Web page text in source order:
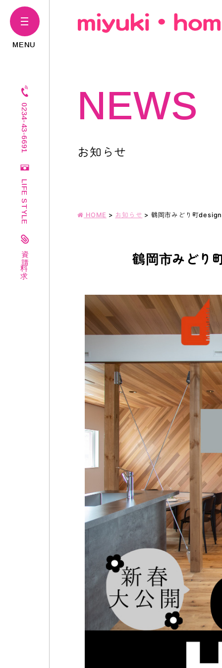
0234-43-6691
LIFE STYLE
資料請求
NEWS
お知らせ
HOME > お知らせ > 鶴岡市みどり町
鶴岡市みどり